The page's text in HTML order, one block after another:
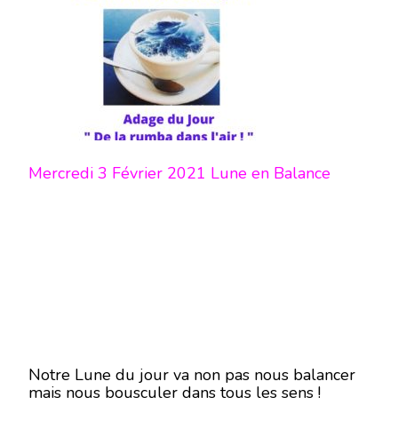
Mercredi 3 Février 2021 Lune en Balance
Notre Lune du jour va non pas nous balancer
mais nous bousculer dans tous les sens !